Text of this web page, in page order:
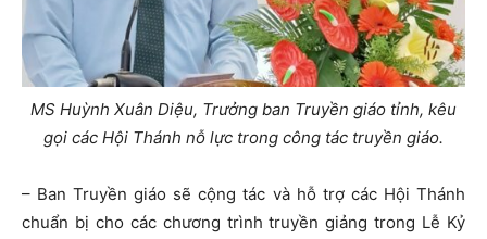
MS Huỳnh Xuân Diệu, Trưởng ban Truyền giáo tỉnh, kêu
gọi các Hội Thánh nỗ lực trong công tác truyền giáo.
– Ban Truyền giáo sẽ cộng tác và hỗ trợ các Hội Thánh
chuẩn bị cho các chương trình truyền giảng trong Lễ Kỷ